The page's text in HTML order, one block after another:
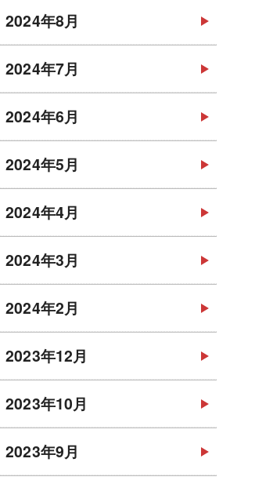
2024年8月
2024年7月
2024年6月
2024年5月
2024年4月
2024年3月
2024年2月
2023年12月
2023年10月
2023年9月